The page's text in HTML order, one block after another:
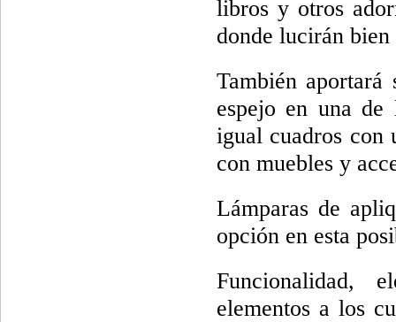
libros y otros
donde lucirán
También
espejo en una de
igual cuadros con
con muebles y
Lámparas de
opción en esta
Funcionalidad,
elementos a los